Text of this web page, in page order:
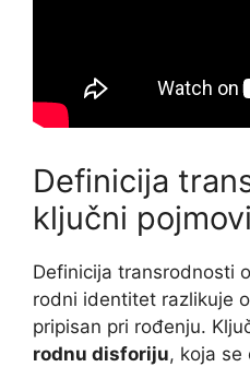
Definicija
ključni pojmovi
Definicija transrodnosti
rodni identitet razlikuje
pripisan pri rođenju.
rodnu disforiju, koja se